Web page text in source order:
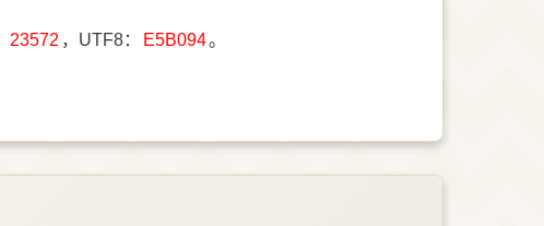
23572 ，UTF8： E5B094。